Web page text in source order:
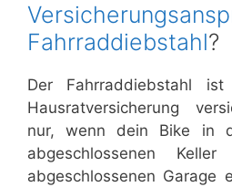
Fahrraddiebstahl?
Der Fahrraddiebstahl
Hausratversicherung
nur, wenn dein Bike in
abgeschlossenen
abgeschlossenen Garage